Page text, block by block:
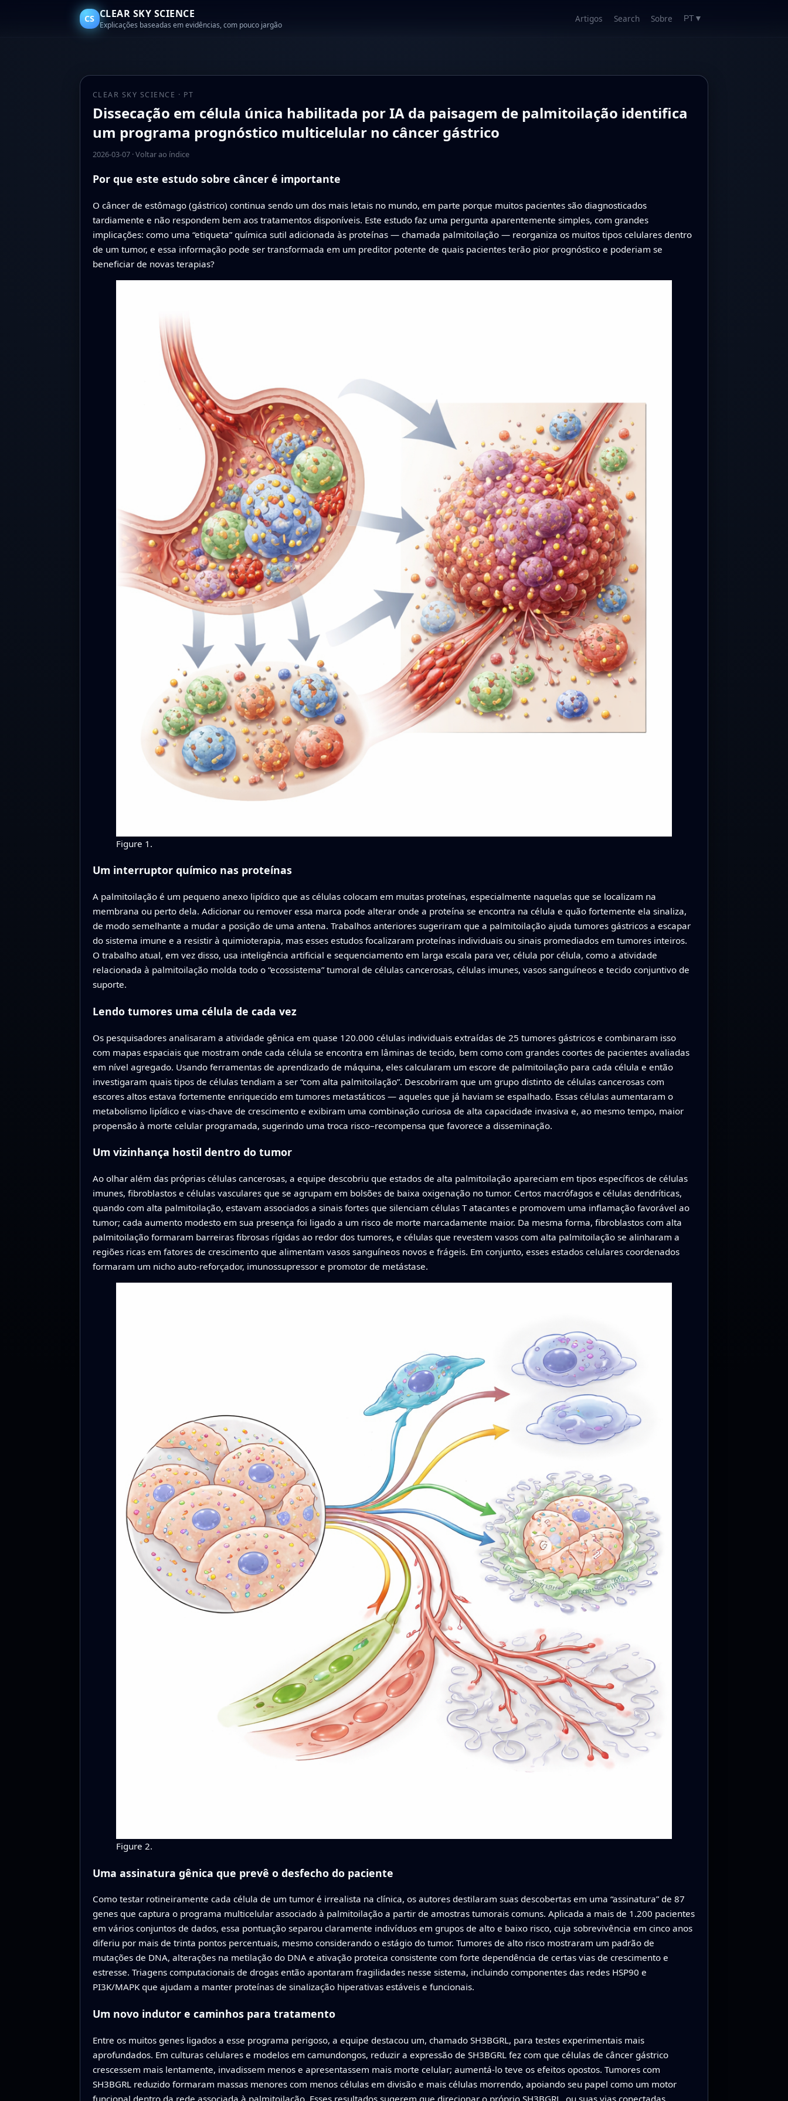
CS CLEAR SKY SCIENCE
Explicações baseadas em evidências, com pouco jargão
Artigos Search Sobre PT ▼
CLEAR SKY SCIENCE · PT
Dissecação em célula única habilitada por IA da paisagem de palmitoilação identifica
um programa prognóstico multicelular no câncer gástrico
2026-03-07·Voltar ao índice
Por que este estudo sobre câncer é importante
O câncer de estômago (gástrico) continua sendo um dos mais letais no mundo, em parte porque muitos pacientes são diagnosticados
tardiamente e não respondem bem aos tratamentos disponíveis. Este estudo faz uma pergunta aparentemente simples, com grandes
implicações: como uma “etiqueta” química sutil adicionada às proteínas — chamada palmitoilação — reorganiza os muitos tipos celulares dentro
de um tumor, e essa informação pode ser transformada em um preditor potente de quais pacientes terão pior prognóstico e poderiam se
beneficiar de novas terapias?
Figure 1.
Um interruptor químico nas proteínas
A palmitoilação é um pequeno anexo lipídico que as células colocam em muitas proteínas, especialmente naquelas que se localizam na
membrana ou perto dela. Adicionar ou remover essa marca pode alterar onde a proteína se encontra na célula e quão fortemente ela sinaliza,
de modo semelhante a mudar a posição de uma antena. Trabalhos anteriores sugeriram que a palmitoilação ajuda tumores gástricos a escapar
do sistema imune e a resistir à quimioterapia, mas esses estudos focalizaram proteínas individuais ou sinais promediados em tumores inteiros.
O trabalho atual, em vez disso, usa inteligência artificial e sequenciamento em larga escala para ver, célula por célula, como a atividade
relacionada à palmitoilação molda todo o “ecossistema” tumoral de células cancerosas, células imunes, vasos sanguíneos e tecido conjuntivo de
suporte.
Lendo tumores uma célula de cada vez
Os pesquisadores analisaram a atividade gênica em quase 120.000 células individuais extraídas de 25 tumores gástricos e combinaram isso
com mapas espaciais que mostram onde cada célula se encontra em lâminas de tecido, bem como com grandes coortes de pacientes avaliadas
em nível agregado. Usando ferramentas de aprendizado de máquina, eles calcularam um escore de palmitoilação para cada célula e então
investigaram quais tipos de células tendiam a ser “com alta palmitoilação”. Descobriram que um grupo distinto de células cancerosas com
escores altos estava fortemente enriquecido em tumores metastáticos — aqueles que já haviam se espalhado. Essas células aumentaram o
metabolismo lipídico e vias-chave de crescimento e exibiram uma combinação curiosa de alta capacidade invasiva e, ao mesmo tempo, maior
propensão à morte celular programada, sugerindo uma troca risco–recompensa que favorece a disseminação.
Um vizinhança hostil dentro do tumor
Ao olhar além das próprias células cancerosas, a equipe descobriu que estados de alta palmitoilação apareciam em tipos específicos de células
imunes, fibroblastos e células vasculares que se agrupam em bolsões de baixa oxigenação no tumor. Certos macrófagos e células dendríticas,
quando com alta palmitoilação, estavam associados a sinais fortes que silenciam células T atacantes e promovem uma inflamação favorável ao
tumor; cada aumento modesto em sua presença foi ligado a um risco de morte marcadamente maior. Da mesma forma, fibroblastos com alta
palmitoilação formaram barreiras fibrosas rígidas ao redor dos tumores, e células que revestem vasos com alta palmitoilação se alinharam a
regiões ricas em fatores de crescimento que alimentam vasos sanguíneos novos e frágeis. Em conjunto, esses estados celulares coordenados
formaram um nicho auto-reforçador, imunossupressor e promotor de metástase.
Figure 2.
Uma assinatura gênica que prevê o desfecho do paciente
Como testar rotineiramente cada célula de um tumor é irrealista na clínica, os autores destilaram suas descobertas em uma “assinatura” de 87
genes que captura o programa multicelular associado à palmitoilação a partir de amostras tumorais comuns. Aplicada a mais de 1.200 pacientes
em vários conjuntos de dados, essa pontuação separou claramente indivíduos em grupos de alto e baixo risco, cuja sobrevivência em cinco anos
diferiu por mais de trinta pontos percentuais, mesmo considerando o estágio do tumor. Tumores de alto risco mostraram um padrão de
mutações de DNA, alterações na metilação do DNA e ativação proteica consistente com forte dependência de certas vias de crescimento e
estresse. Triagens computacionais de drogas então apontaram fragilidades nesse sistema, incluindo componentes das redes HSP90 e
PI3K/MAPK que ajudam a manter proteínas de sinalização hiperativas estáveis e funcionais.
Um novo indutor e caminhos para tratamento
Entre os muitos genes ligados a esse programa perigoso, a equipe destacou um, chamado SH3BGRL, para testes experimentais mais
aprofundados. Em culturas celulares e modelos em camundongos, reduzir a expressão de SH3BGRL fez com que células de câncer gástrico
crescessem mais lentamente, invadissem menos e apresentassem mais morte celular; aumentá-lo teve os efeitos opostos. Tumores com
SH3BGRL reduzido formaram massas menores com menos células em divisão e mais células morrendo, apoiando seu papel como um motor
funcional dentro da rede associada à palmitoilação. Esses resultados sugerem que direcionar o próprio SH3BGRL, ou suas vias conectadas,